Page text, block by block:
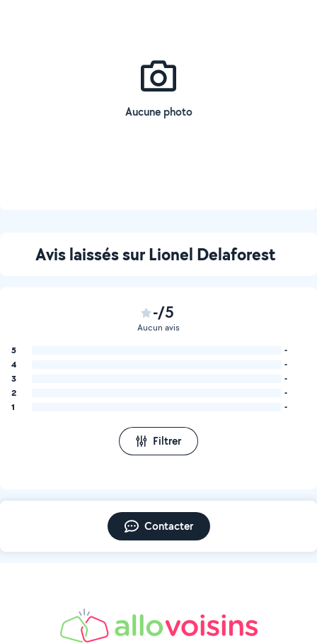
Aucune photo
Avis laissés sur Lionel Delaforest
-/5
Aucun avis
5
-
4
-
3
-
2
-
1
-
Filtrer
Contacter